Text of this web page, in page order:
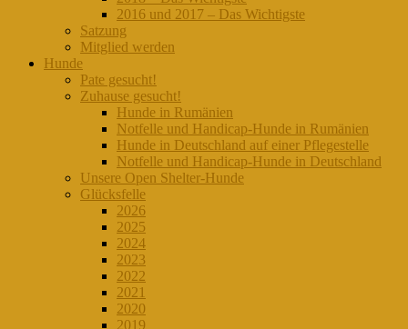
2016 und 2017 – Das Wichtigste
Satzung
Mitglied werden
Hunde
Pate gesucht!
Zuhause gesucht!
Hunde in Rumänien
Notfelle und Handicap-Hunde in Rumänien
Hunde in Deutschland auf einer Pflegestelle
Notfelle und Handicap-Hunde in Deutschland
Unsere Open Shelter-Hunde
Glücksfelle
2026
2025
2024
2023
2022
2021
2020
2019